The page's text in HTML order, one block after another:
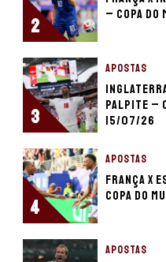
2
– Copa do
3
APOSTAS
palpite –
15/07/26
4
APOSTAS
França x
Copa do
APOSTAS